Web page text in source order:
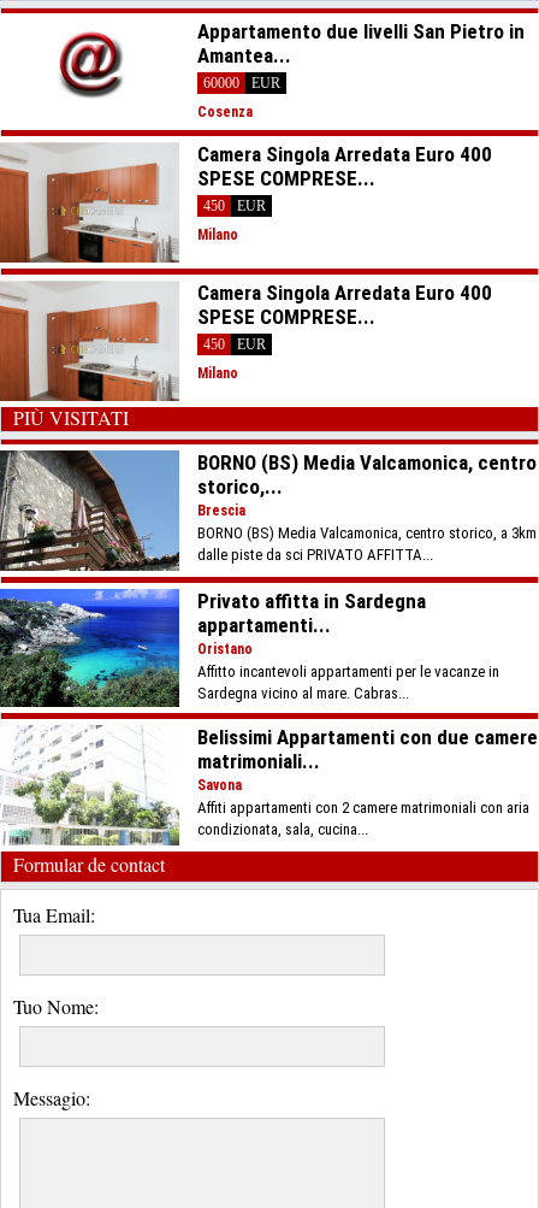
Appartamento due livelli San Pietro in
Amantea...
60000
EUR
Cosenza
Camera Singola Arredata Euro 400
SPESE COMPRESE...
450
EUR
Milano
Camera Singola Arredata Euro 400
SPESE COMPRESE...
450
EUR
Milano
PIÙ VISITATI
BORNO (BS) Media Valcamonica, centro
storico,...
Brescia
BORNO (BS) Media Valcamonica, centro storico, a 3km
dalle piste da sci PRIVATO AFFITTA...
Privato affitta in Sardegna
appartamenti...
Oristano
Affitto incantevoli appartamenti per le vacanze in
Sardegna vicino al mare. Cabras...
Belissimi Appartamenti con due camere
matrimoniali...
Savona
Affiti appartamenti con 2 camere matrimoniali con aria
condizionata, sala, cucina...
Formular de contact
Tua Email:
Tuo Nome:
Messagio: